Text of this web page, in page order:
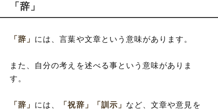
「辞」
「辞」 には、言葉や文章という意味があります。
また、自分の考えを述べる事という意味がありま
す。
「辞」 には、 「祝辞」 「訓示」 など、文章や意見を